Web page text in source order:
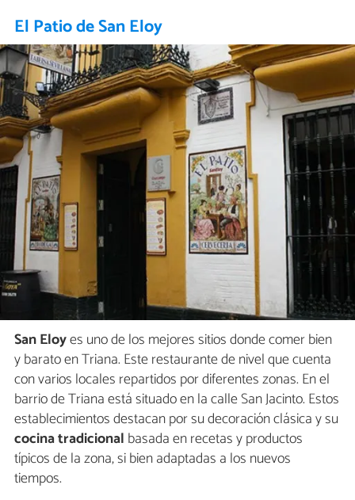
El Patio de San Eloy
San Eloyes uno de los mejores sitios donde comer bien
y barato en Triana. Este restaurante de nivel que cuenta
con varios locales repartidos por diferentes zonas. En el
barrio de Triana está situado en la calle San Jacinto. Estos
establecimientos destacan por su decoración clásica y su
cocina tradicional basada en recetas y productos
típicos de la zona, si bien adaptadas a los nuevos
tiempos.